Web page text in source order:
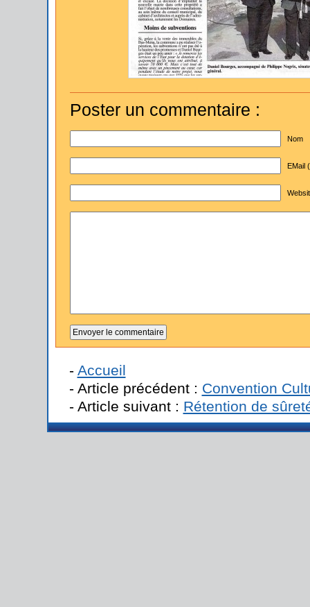
Poster un commentaire :
Nom
EMail
- Accueil
- Article précédent : Convention
- Article suivant : Rétention de